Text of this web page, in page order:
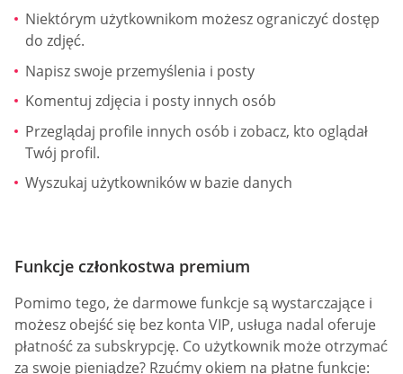
Niektórym użytkownikom możesz ograniczyć dostęp
do zdjęć.
Napisz swoje przemyślenia i posty
Komentuj zdjęcia i posty innych osób
Przeglądaj profile innych osób i zobacz, kto oglądał
Twój profil.
Wyszukaj użytkowników w bazie danych
Funkcje członkostwa premium
Pomimo tego, że darmowe funkcje są wystarczające i
możesz obejść się bez konta VIP, usługa nadal oferuje
płatność za subskrypcję. Co użytkownik może otrzymać
za swoje pieniądze? Rzućmy okiem na płatne funkcje: